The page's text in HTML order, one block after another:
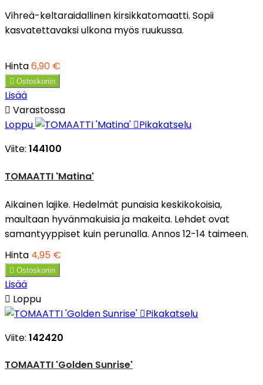
Vihreä-keltaraidallinen kirsikkatomaatti. Sopii
kasvatettavaksi ulkona myös ruukussa.
Hinta6,90 €
 Ostoskoriin
Lisää
 Varastossa
Loppu
Pikakatselu
Viite: 144100
TOMAATTI 'Matina'
Aikainen lajike. Hedelmät punaisia keskikokoisia,
maultaan hyvänmakuisia ja makeita. Lehdet ovat
samantyyppiset kuin perunalla. Annos 12-14 taimeen.
Hinta 4,95 €
 Ostoskoriin
Lisää
 Loppu
Pikakatselu
Viite: 142420
TOMAATTI 'Golden Sunrise'